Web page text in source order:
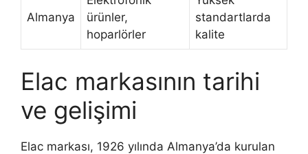
Almanya
ürünler,
hoparlörler
standartlarda
kalite
Elac markasının tarihi
ve gelişimi
Elac markası, 1926 yılında Almanya’da kurulan